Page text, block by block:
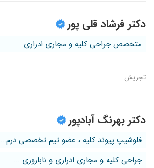
دکتر فرشاد قلی پور
متخصص جراحی کلیه و مجاری ادراری
تجریش
دکتر بهرنگ آبادپور
فلوشیپ پیوند کلیه ، عضو تیم تخصصی درم...
جراحی کلیه و مجاری ادراری و ناباروری ...